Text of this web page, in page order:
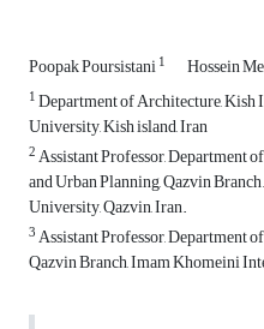
Poopak Poursistani1 Hossein
1Department of Architecture,
University, Kish island, Iran
2Assistant Professor, Department
and Urban Planning, Qazvin
University, Qazvin, Iran.
3Assistant Professor, Department
Qazvin Branch, Imam Khomeini